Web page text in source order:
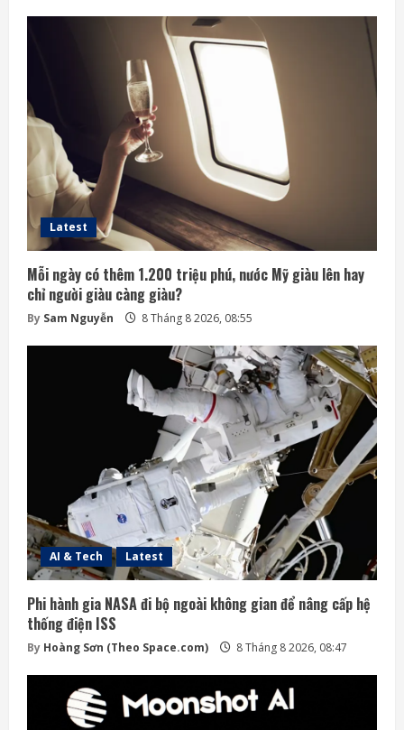
Latest
Mỗi ngày có thêm 1.200 triệu phú, nước Mỹ giàu lên hay
chỉ người giàu càng giàu?
By Sam Nguyễn 8 Tháng 8 2026, 08:55
AI & Tech Latest
Phi hành gia NASA đi bộ ngoài không gian để nâng cấp hệ
thống điện ISS
By Hoàng Sơn (Theo Space.com) 8 Tháng 8 2026, 08:47